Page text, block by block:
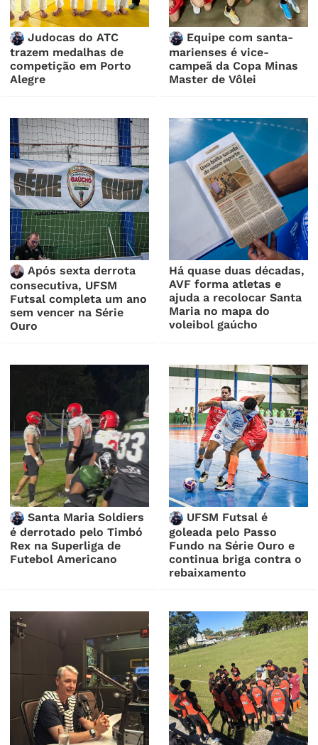
Judocas do ATC
trazem medalhas de
competição em Porto
Alegre
Equipe com santa-
marienses é vice-
campeã da Copa Minas
Master de Vôlei
Após sexta derrota
consecutiva, UFSM
Futsal completa um ano
sem vencer na Série
Ouro
Há quase duas décadas,
AVF forma atletas e
ajuda a recolocar Santa
Maria no mapa do
voleibol gaúcho
Santa Maria Soldiers
é derrotado pelo Timbó
Rex na Superliga de
Futebol Americano
UFSM Futsal é
goleada pelo Passo
Fundo na Série Ouro e
continua briga contra o
rebaixamento